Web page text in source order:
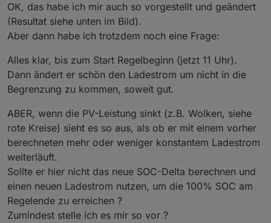
OK, das habe ich mir auch so vorgestellt und geändert
(Resultat siehe unten im Bild).
Aber dann habe ich trotzdem noch eine Frage:
Alles klar, bis zum Start Regelbeginn (jetzt 11 Uhr).
Dann ändert er schön den Ladestrom um nicht in die
Begrenzung zu kommen, soweit gut.
ABER, wenn die PV-Leistung sinkt (z.B. Wolken, siehe
rote Kreise) sieht es so aus, als ob er mit einem vorher
berechneten mehr oder weniger konstantem Ladestrom
weiterläuft.
Sollte er hier nicht das neue SOC-Delta berechnen und
einen neuen Ladestrom nutzen, um die 100% SOC am
Regelende zu erreichen ?
Zumindest stelle ich es mir so vor ?